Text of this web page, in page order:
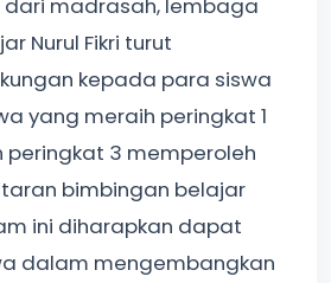
Nurul Fikri turut
kepada para siswa
yang meraih peringkat 1
3 memperoleh
bimbingan belajar
ini diharapkan dapat
dalam mengembangkan